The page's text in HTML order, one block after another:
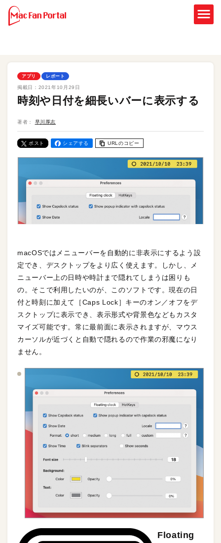
アプリ レポート
掲載日： 2021年10月29日
時刻や日付を細長いバーに表示する
著者： 早川厚志
ポスト シェアする URLのコピー
macOSではメニューバーを自動的に非表示にするよう設
定でき、デスクトップをより広く使えます。しかし、メ
ニューバー上の日時や時計まで隠れてしまうは困りも
の。そこで利用したいのが、このソフトです。現在の日
付と時刻に加えて［Caps Lock］キーのオン／オフをデ
スクトップに表示でき、表示形式や背景色などもカスタ
マイズ可能です。常に最前面に表示されますが、マウス
カーソルが近づくと自動で隠れるので作業の邪魔になり
ません。
Floating